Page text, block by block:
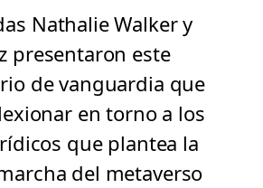
Nathalie Walker y
presentaron este
de vanguardia que
en torno a los
que plantea la
del metaverso